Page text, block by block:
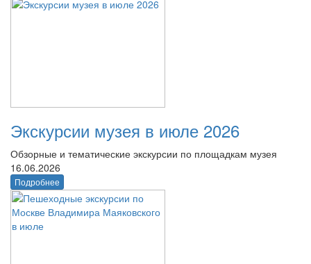
Экскурсии музея в июле 2026
Обзорные и тематические экскурсии по площадкам музея
16.06.2026
Подробнее